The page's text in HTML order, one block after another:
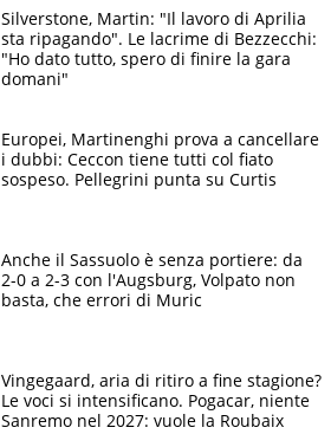
Silverstone, Martin: "Il lavoro di Aprilia
sta ripagando". Le lacrime di Bezzecchi:
"Ho dato tutto, spero di finire la gara
domani"
Europei, Martinenghi prova a cancellare
i dubbi: Ceccon tiene tutti col fiato
sospeso. Pellegrini punta su Curtis
Anche il Sassuolo è senza portiere: da
2-0 a 2-3 con l'Augsburg, Volpato non
basta, che errori di Muric
Vingegaard, aria di ritiro a fine stagione?
Le voci si intensificano. Pogacar, niente
Sanremo nel 2027: vuole la Roubaix